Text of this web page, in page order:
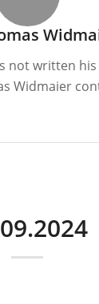
not written his
Widmaier